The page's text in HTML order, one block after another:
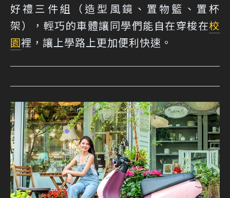
好禮三件組（造型風鏡、置物籃、置杯
架），輕巧的車體讓同學們能自在穿梭在校
園裡，讓上學路上更加便利快速。